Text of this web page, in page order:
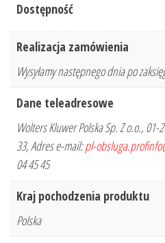
Dostępność
Realizacja zamówienia
Wysyłamy następnego dnia po
Dane teleadresowe
Wolters Kluwer Polska Sp. Z o.o.,
33, Adres e-mail:pl-
04 45 45
Kraj pochodzenia produktu
Polska